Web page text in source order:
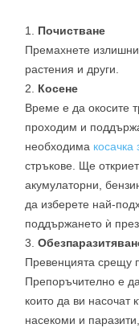
Почистване
Премахнете
растения и други.
Косене
Време е да окосите
проходим и
необходима косачка
стръкове. Ще
акумулаторни,
да изберете най-
поддържането ѝ
Превенцията срещу
Препоръчително е
които да ви
насекоми и